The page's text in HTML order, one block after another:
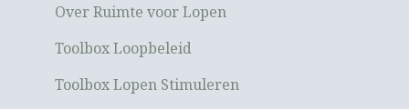
Over Ruimte voor Lopen
Toolbox Loopbeleid
Toolbox Lopen Stimuleren